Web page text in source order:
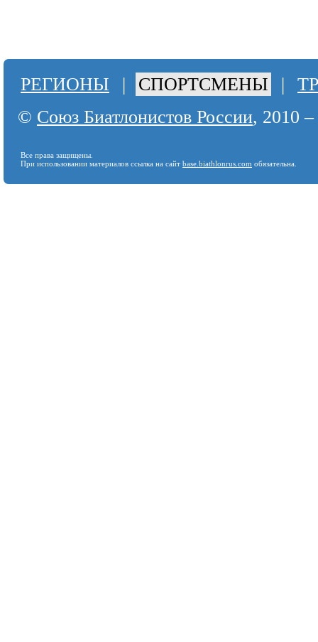
РЕГИОНЫ | СПОРТСМЕНЫ |
© Союз Биатлонистов России, 2010
Все права защищены.
При использовании материалов ссылка на сайт base.biathlonrus.com обязательна.